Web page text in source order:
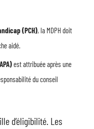
(PCH), la MDPH doit
aidé.
est attribuée après une
du conseil
d’éligibilité. Les